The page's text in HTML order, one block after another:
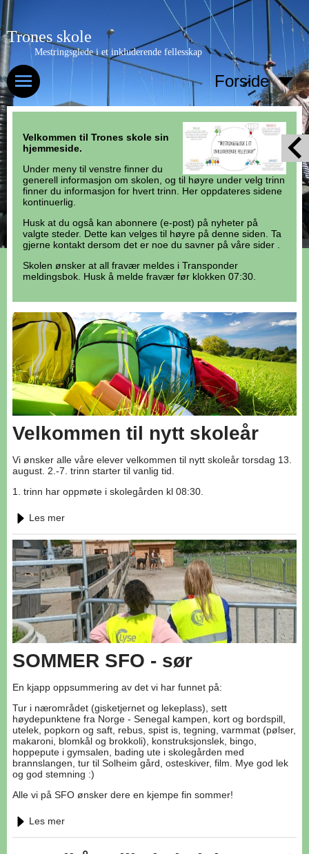
Trones skole
Mestringsglede i et inkluderende fellesskap
Forside
Velkommen til Trones skole sin
hjemmeside.
Under meny til venstre finner du
generell informasjon om skolen, og til høyre under velg trinn
finner du informasjon for hvert trinn. Her oppdateres sidene
kontinuerlig.
Husk at du også kan abonnere (e-post) på nyheter på
valgte steder. Dette kan velges til høyre på denne siden. Ta
gjerne kontakt dersom det er noe du savner på våre sider .
Skolen ønsker at all fravær meldes i Transponder
meldingsbok. Husk å melde fravær før klokken 07:30.
Velkommen til nytt skoleår
Vi ønsker alle våre elever velkommen til nytt skoleår torsdag 13.
august. 2.-7. trinn starter til vanlig tid.
1. trinn har oppmøte i skolegården kl 08:30.
Les mer
SOMMER SFO - sør
En kjapp oppsummering av det vi har funnet på:
Tur i nærområdet (gisketjernet og lekeplass), sett
høydepunktene fra Norge - Senegal kampen, kort og bordspill,
utelek, popkorn og saft, rebus, spist is, tegning, varmmat (pølser,
makaroni, blomkål og brokkoli), konstruksjonslek, bingo,
hoppepute i gymsalen, bading ute i skolegården med
brannslangen, tur til Solheim gård, osteskiver, film. Mye god lek
og god stemning :)
Alle vi på SFO ønsker dere en kjempe fin sommer!
Les mer